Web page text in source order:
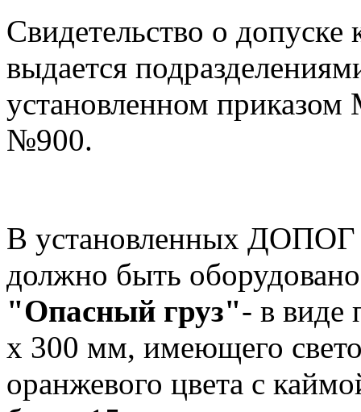
Свидетельство о допуске
выдается
установленном
№900.
В установленных ДОПОГ
должно быть
"Опасный груз"- в виде
х 300 мм, имеющего
оранжевого цвета с